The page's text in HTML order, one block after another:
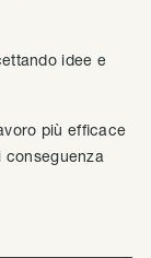
idee e
più efficace